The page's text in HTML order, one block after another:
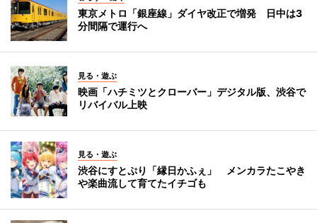
東京メトロ「銀座線」ダイヤ改正で増発 日中は3
分間隔で運行へ
見る・遊ぶ
映画「ハチミツとクローバー」デジタル版、渋谷で
リバイバル上映
見る・遊ぶ
渋谷にすとぷり「縁日かふぇ」 メンカラたこやき
や楽曲流して育てたイチゴも